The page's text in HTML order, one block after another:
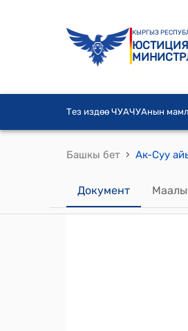
КЫРГЫЗ
ЮСТИЦИЯ
Тез издөө ЧУАЧУАнын
Башкы бет ›
Документ